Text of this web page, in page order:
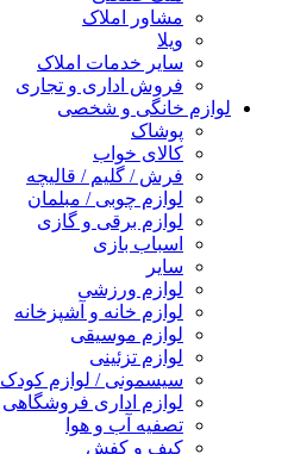
مشاور املاک
ویلا
سایر خدمات املاک
فروش اداری و تجاری
لوازم خانگی و شخصی
پوشاک
کالای خواب
فرش / گلیم / قالیچه
لوازم چوبی / مبلمان
لوازم برقی و گازی
اسباب بازی
سایر
لوازم ورزشی
لوازم خانه و آشپزخانه
لوازم موسیقی
لوازم تزئینی
سیسمونی / لوازم کودک
لوازم اداری فروشگاهی
تصفیه آب و هوا
کیف و کفش